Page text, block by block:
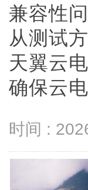
兼容性
从测试
天翼云
确保云
时间 :